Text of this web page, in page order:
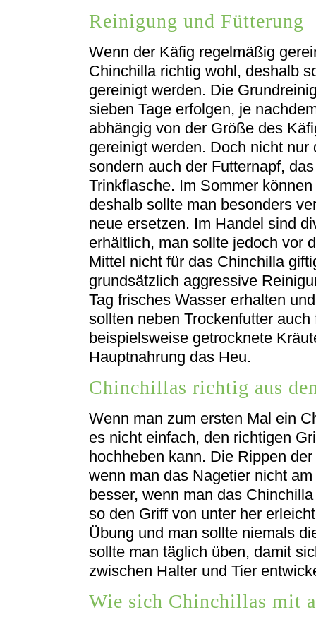
Reinigung und Fütterung
Wenn der Käfig regelmäßig
Chinchilla richtig wohl, deshalb
gereinigt werden. Die
sieben Tage erfolgen, je
abhängig von der Größe des
gereinigt werden. Doch nicht
sondern auch der Futternapf,
Trinkflasche. Im Sommer
deshalb sollte man besonders
neue ersetzen. Im Handel sind
erhältlich, man sollte jedoch vor
Mittel nicht für das Chinchilla
grundsätzlich aggressive
Tag frisches Wasser erhalten
sollten neben Trockenfutter
beispielsweise getrocknete
Hauptnahrung das Heu.
Chinchillas richtig aus
Wenn man zum ersten Mal ein
es nicht einfach, den richtigen
hochheben kann. Die Rippen
wenn man das Nagetier nicht
besser, wenn man das
so den Griff von unter her
Übung und man sollte niemals
sollte man täglich üben, damit
zwischen Halter und Tier
Wie sich Chinchillas mit